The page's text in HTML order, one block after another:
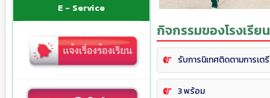
E - Service
กิจกรรมของโรงเรียน
รับการนิเทศติดตามการเ
3 พร้อม